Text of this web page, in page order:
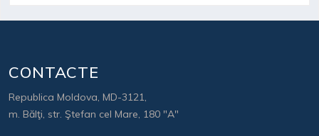
CONTACTE
Republica Moldova, MD-3121,
m. Bălţi, str. Ştefan cel Mare, 180 "A"